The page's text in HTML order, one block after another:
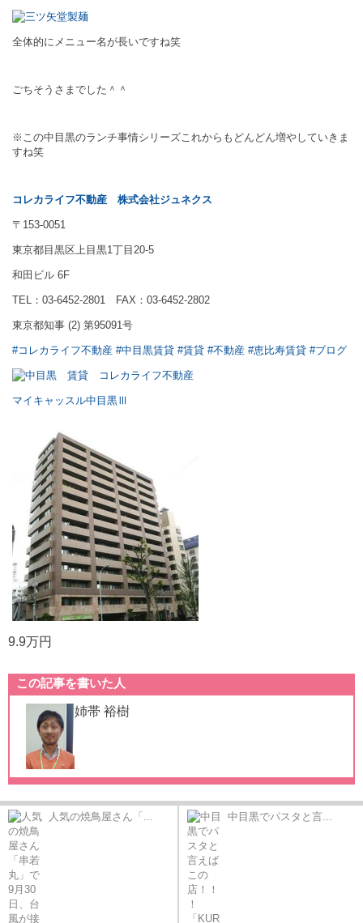
全体的にメニュー名が長いですね笑
ごちそうさまでした＾＾
※この中目黒のランチ事情シリーズこれからもどんどん増やしていきま
すね笑
コレカライフ不動産 株式会社ジュネクス
〒153-0051
東京都目黒区上目黒1丁目20-5
和田ビル 6F
TEL：03-6452-2801 FAX：03-6452-2802
東京都知事 (2) 第95091号
#コレカライフ不動産 #中目黒賃貸 #賃貸 #不動産 #恵比寿賃貸 #ブログ
マイキャッスル中目黒Ⅲ
9.9万円
この記事を書いた人
姉帯 裕樹
人気の焼鳥屋さん「... 中目黒でパスタと言...